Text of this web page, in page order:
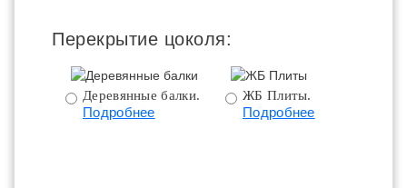
Перекрытие цоколя:
Деревянные балки.
Подробнее
ЖБ Плиты.
Подробнее